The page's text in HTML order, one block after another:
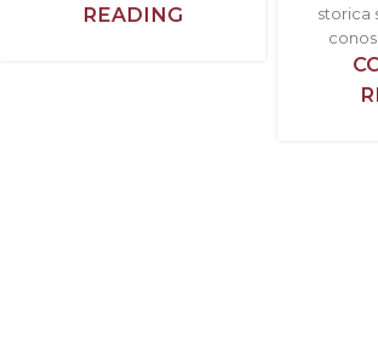
READING
storica